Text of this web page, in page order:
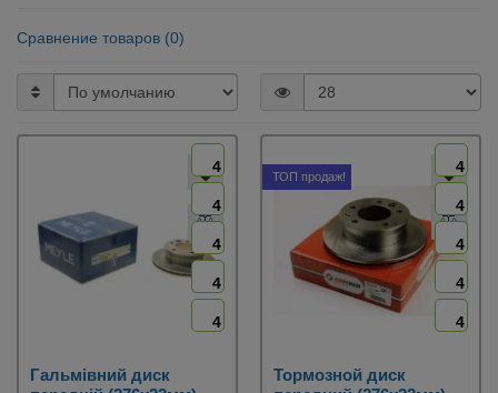
Сравнение товаров (0)
4
4
4
4
4
Гальмівний диск
ТОП продаж!
4
4
4
4
4
Тормозной диск